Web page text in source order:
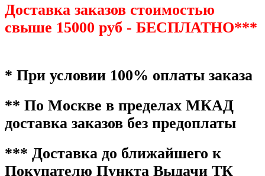
Доставка заказов стоимостью
свыше 15000 руб - БЕСПЛАТНО***
* При условии 100% оплаты заказа
** По Москве в пределах МКАД
доставка заказов без предоплаты
*** Доставка до ближайшего к
Покупателю Пункта Выдачи ТК